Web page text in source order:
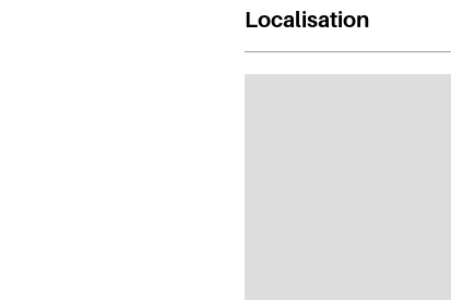
Localisation